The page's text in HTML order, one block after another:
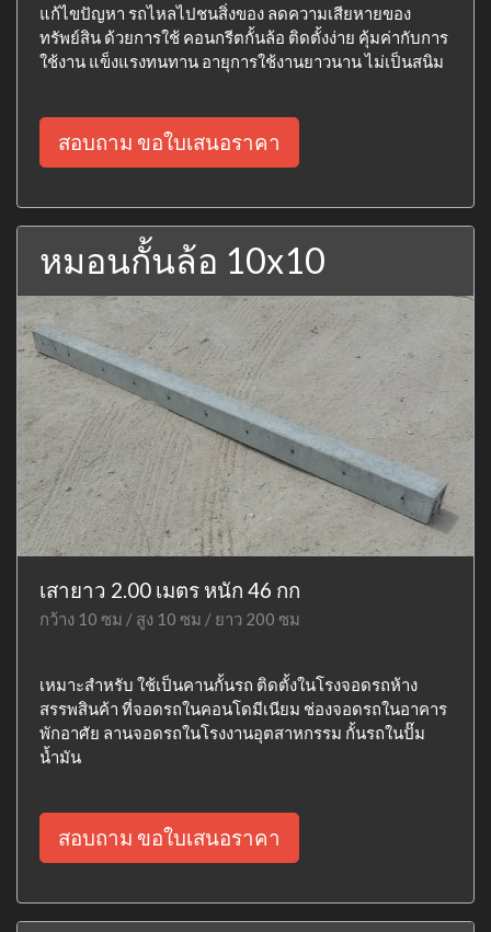
แก้ไขปัญหา รถไหลไปชนสิ่งของ ลดความเสียหายของ
ทรัพย์สิน ด้วยการใช้ คอนกรีตกั้นล้อ ติดตั้งง่าย คุ้มค่ากับการ
ใช้งาน แข็งแรงทนทาน อายุการใช้งานยาวนาน ไม่เป็นสนิม
สอบถาม ขอใบเสนอราคา
หมอนกั้นล้อ 10x10
เสายาว 2.00 เมตร หนัก 46 กก
กว้าง 10 ซม / สูง 10 ซม / ยาว 200 ซม
เหมาะสำหรับ ใช้เป็นคานกั้นรถ ติดตั้งในโรงจอดรถห้าง
สรรพสินค้า ที่จอดรถในคอนโดมีเนียม ช่องจอดรถในอาคาร
พักอาศัย ลานจอดรถในโรงงานอุตสาหกรรม กั้นรถในปั๊ม
น้ำมัน
สอบถาม ขอใบเสนอราคา